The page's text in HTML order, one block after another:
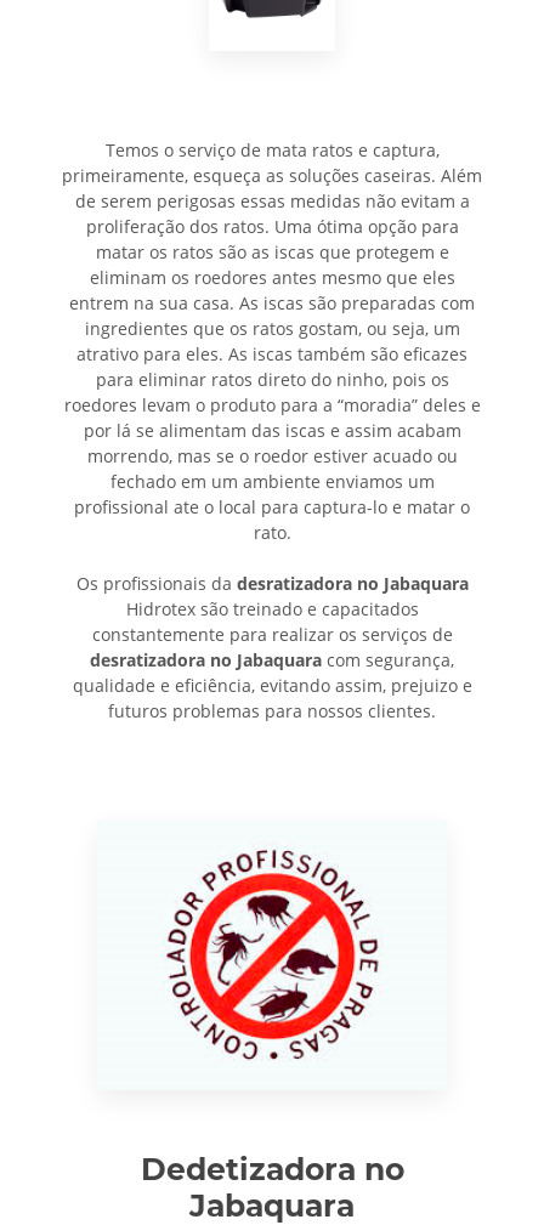
Temos o serviço de mata ratos e captura,
primeiramente, esqueça as soluções caseiras. Além
de serem perigosas essas medidas não evitam a
proliferação dos ratos. Uma ótima opção para
matar os ratos são as iscas que protegem e
eliminam os roedores antes mesmo que eles
entrem na sua casa. As iscas são preparadas com
ingredientes que os ratos gostam, ou seja, um
atrativo para eles. As iscas também são eficazes
para eliminar ratos direto do ninho, pois os
roedores levam o produto para a “moradia” deles e
por lá se alimentam das iscas e assim acabam
morrendo, mas se o roedor estiver acuado ou
fechado em um ambiente enviamos um
profissional ate o local para captura-lo e matar o
rato.
Os profissionais da desratizadora no Jabaquara
Hidrotex são treinado e capacitados
constantemente para realizar os serviços de
desratizadora no Jabaquara com segurança,
qualidade e eficiência, evitando assim, prejuizo e
futuros problemas para nossos clientes.
Dedetizadora no
Jabaquara